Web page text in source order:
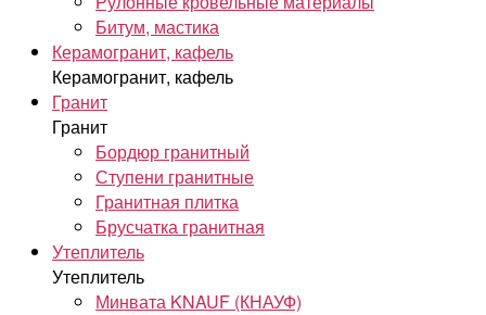
Битум, мастика
Керамогранит, кафель
Керамогранит, кафель
Гранит
Гранит
Бордюр гранитный
Ступени гранитные
Гранитная плитка
Брусчатка гранитная
Утеплитель
Утеплитель
Минвата KNAUF (КНАУФ)